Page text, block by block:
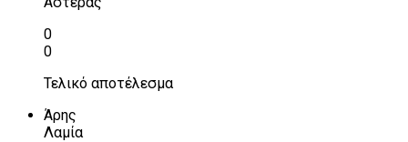
0
0
Τελικό αποτέλεσμα
Άρης
Λαμία